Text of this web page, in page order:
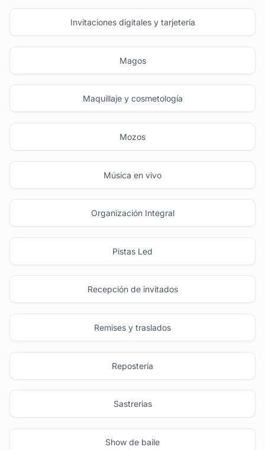
Invitaciones digitales y tarjetería
Magos
Maquillaje y cosmetología
Mozos
Música en vivo
Organización Integral
Pistas Led
Recepción de invitados
Remises y traslados
Repostería
Sastrerias
Show de baile